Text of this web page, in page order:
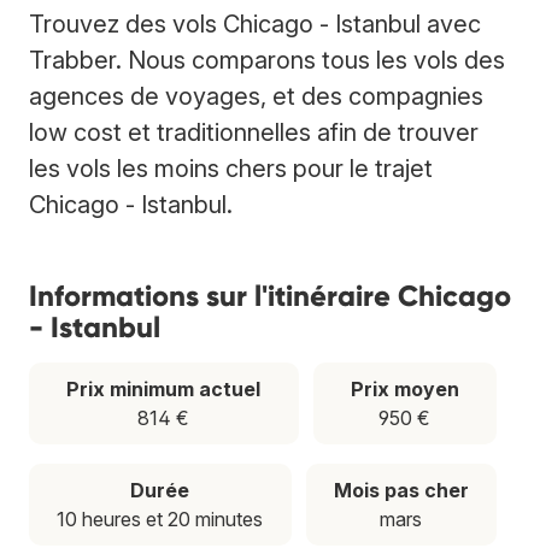
Trouvez des vols Chicago - Istanbul avec
Trabber. Nous comparons tous les vols des
agences de voyages, et des compagnies
low cost et traditionnelles afin de trouver
les vols les moins chers pour le trajet
Chicago - Istanbul.
Informations sur l'itinéraire Chicago
- Istanbul
Prix minimum actuel
814 €
Prix moyen
950 €
Durée
10 heures et 20 minutes
Mois pas cher
mars